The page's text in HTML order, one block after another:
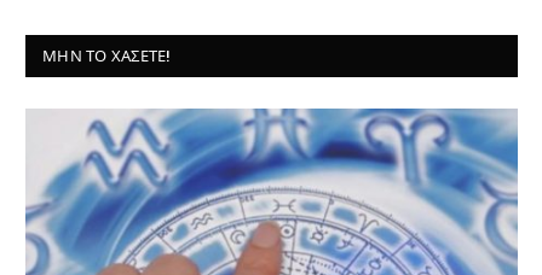
ΜΗΝ ΤΟ ΧΆΣΕΤΕ!